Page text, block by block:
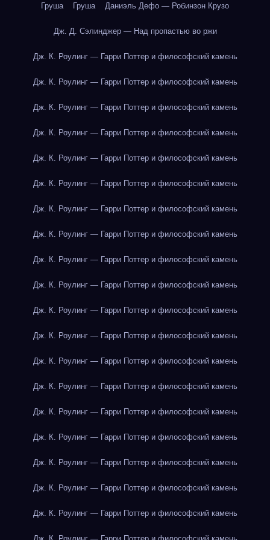
Груша Груша Даниэль Дефо — Робинзон Крузо
Дж. Д. Сэлинджер — Над пропастью во ржи
Дж. К. Роулинг — Гарри Поттер и философский камень
Дж. К. Роулинг — Гарри Поттер и философский камень
Дж. К. Роулинг — Гарри Поттер и философский камень
Дж. К. Роулинг — Гарри Поттер и философский камень
Дж. К. Роулинг — Гарри Поттер и философский камень
Дж. К. Роулинг — Гарри Поттер и философский камень
Дж. К. Роулинг — Гарри Поттер и философский камень
Дж. К. Роулинг — Гарри Поттер и философский камень
Дж. К. Роулинг — Гарри Поттер и философский камень
Дж. К. Роулинг — Гарри Поттер и философский камень
Дж. К. Роулинг — Гарри Поттер и философский камень
Дж. К. Роулинг — Гарри Поттер и философский камень
Дж. К. Роулинг — Гарри Поттер и философский камень
Дж. К. Роулинг — Гарри Поттер и философский камень
Дж. К. Роулинг — Гарри Поттер и философский камень
Дж. К. Роулинг — Гарри Поттер и философский камень
Дж. К. Роулинг — Гарри Поттер и философский камень
Дж. К. Роулинг — Гарри Поттер и философский камень
Дж. К. Роулинг — Гарри Поттер и философский камень